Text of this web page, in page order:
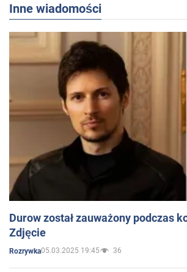
Inne wiadomości
Durow został zauważony podczas
Zdjęcie
Rozrywka05.03.2025 19:45 36